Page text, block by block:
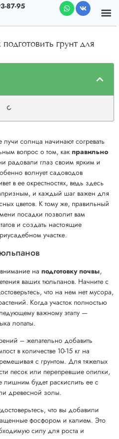
87-95
грунт для
солнца начинают согревать
вопрос о том, как правильно
радовали глаз своим ярким и
волнует садоводов
в ее окрестностях, ведь здесь
и каждый шаг важен для
цветов. К тому же, правильный
посадки позволит вам
и создать настоящие
участке.
на подготовку почвы,
ваших тюльпанов. Начните с
что на нем нет мусора,
Когда участок полностью
важному этапу —
лопаты.
– желательно добавить
в количестве 10-15 кг на
с грунтом. Для тяжелых
песок или перепревшие опилки,
лишним будет раскислить ее с
древесной золы.
что вы добавили
фосфором и калием. Это
силу для роста и